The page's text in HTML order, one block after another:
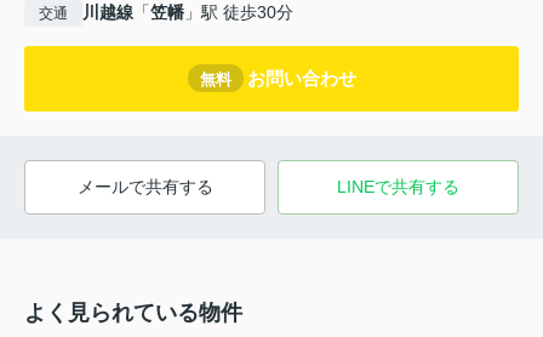
交通 川越線 「笠幡 」駅 徒歩30分
無料 お問い合わせ
メールで共有する LINEで共有する
よく見られている物件